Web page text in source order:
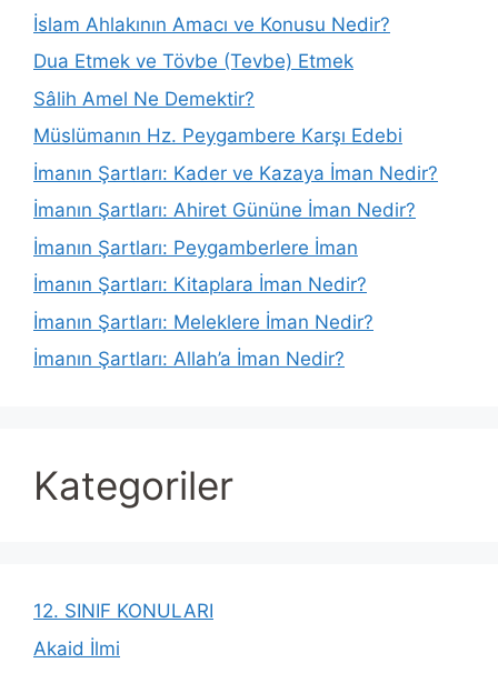
İslam Ahlakının Amacı ve Konusu Nedir?
Dua Etmek ve Tövbe (Tevbe) Etmek
Sâlih Amel Ne Demektir?
Müslümanın Hz. Peygambere Karşı Edebi
İmanın Şartları: Kader ve Kazaya İman Nedir?
İmanın Şartları: Ahiret Gününe İman Nedir?
İmanın Şartları: Peygamberlere İman
İmanın Şartları: Kitaplara İman Nedir?
İmanın Şartları: Meleklere İman Nedir?
İmanın Şartları: Allah’a İman Nedir?
Kategoriler
12. SINIF KONULARI
Akaid İlmi